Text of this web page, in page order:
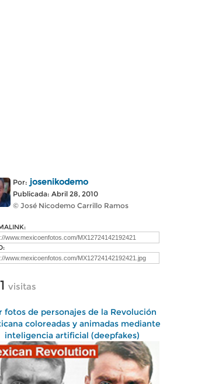
Por: josenikodemo
Publicada: Abril 28, 2010
© José Nicodemo Carrillo Ramos
visitas
fotos de personajes de la Revolución
coloreadas y animadas mediante
inteligencia artificial (deepfakes)